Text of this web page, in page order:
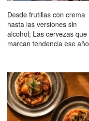
Desde frutillas con crema
hasta las versiones sin
alcohol; Las cervezas que
marcan tendencia ese año